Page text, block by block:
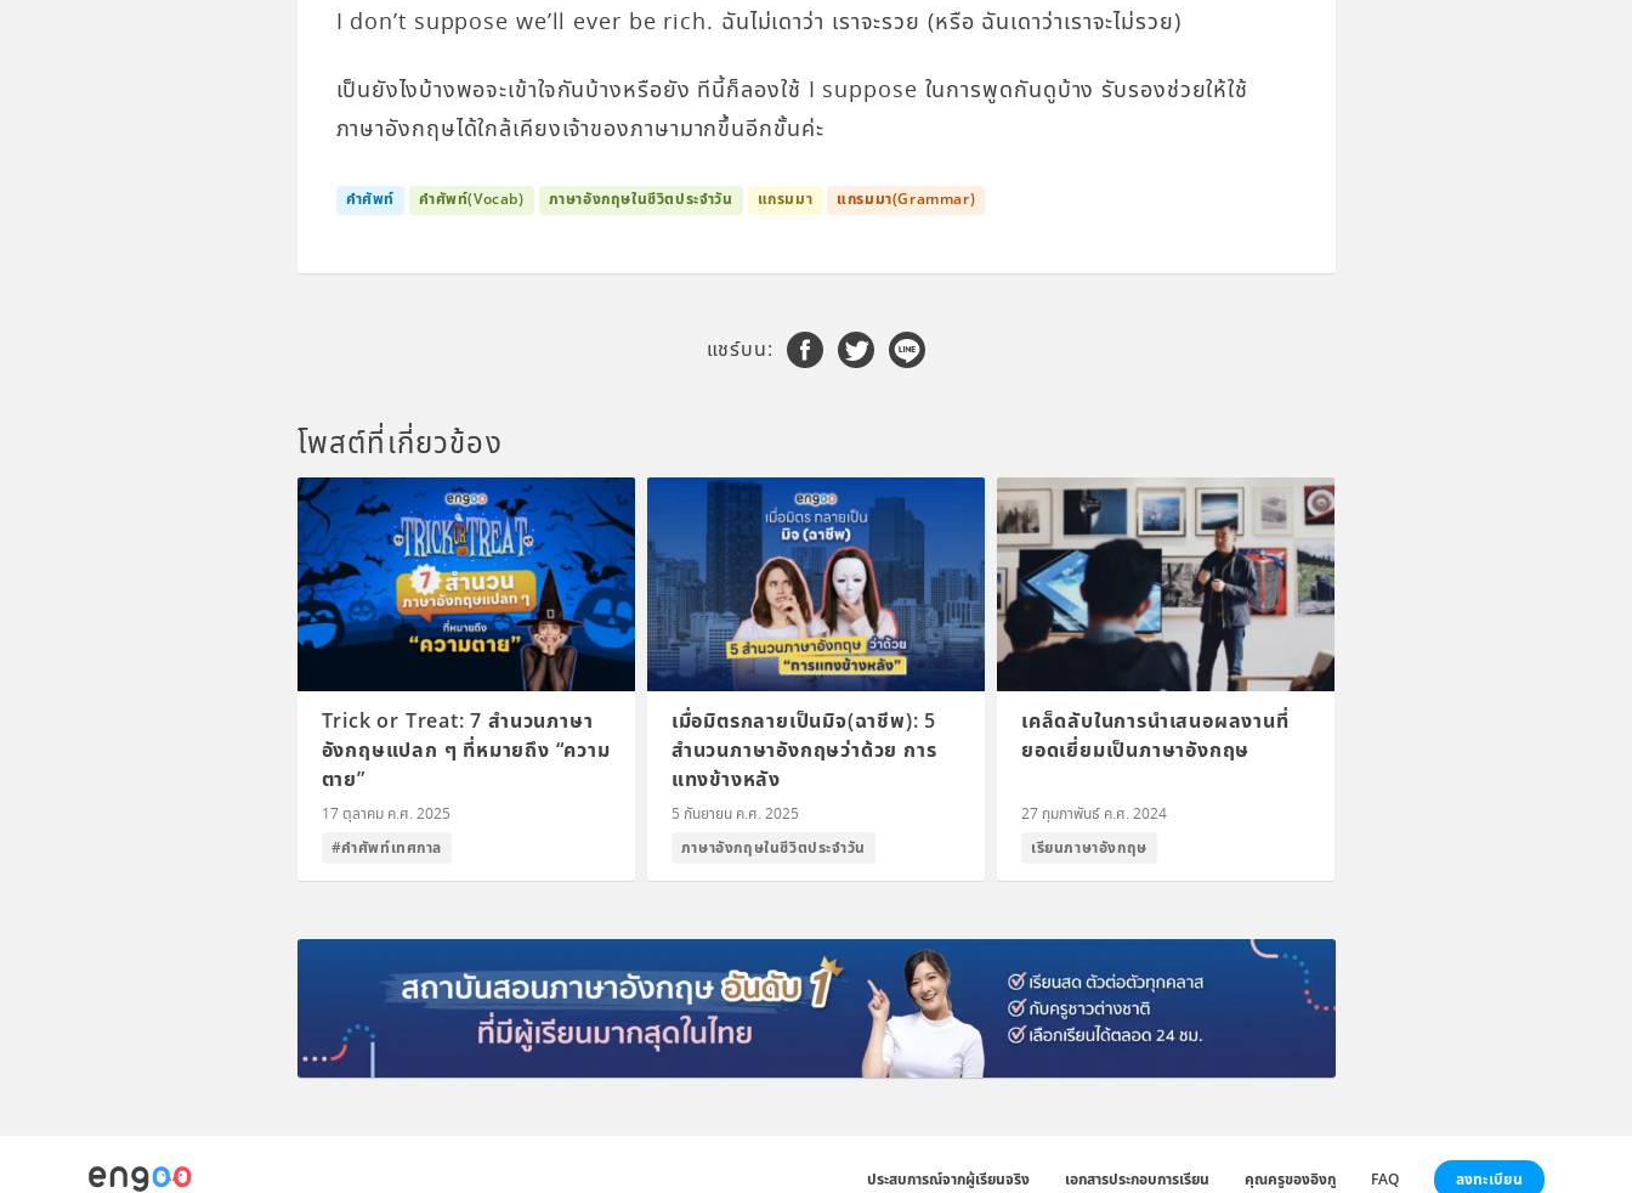
I don’t suppose we’ll ever be rich. ฉันไม่เดาว่า เราจะรวย (หรือ ฉันเดาว่าเราจะไม่รวย)
เป็นยังไงบ้างพอจะเข้าใจกันบ้างหรือยัง ทีนี้ก็ลองใช้ I suppose ในการพูดกันดูบ้าง รับรองช่วยให้ใช้
ภาษาอังกฤษได้ใกล้เคียงเจ้าของภาษามากขึ้นอีกขั้นค่ะ
คำศัพท์ คำศัพท์(Vocab) ภาษาอังกฤษในชีวิตประจำวัน แกรมมา แกรมมา(Grammar)
แชร์บน:
โพสต์ที่เกี่ยวข้อง
Trick or Treat: 7 สำนวนภาษา
อังกฤษแปลก ๆ ที่หมายถึง “ความ
ตาย”
17 ตุลาคม ค.ศ. 2025
#คำศัพท์เทศกาล
เมื่อมิตรกลายเป็นมิจ(ฉาชีพ): 5
สำนวนภาษาอังกฤษว่าด้วย การ
แทงข้างหลัง
5 กันยายน ค.ศ. 2025
ภาษาอังกฤษในชีวิตประจำวัน
เคล็ดลับในการนำเสนอผลงานที่
ยอดเยี่ยมเป็นภาษาอังกฤษ
27 กุมภาพันธ์ ค.ศ. 2024
เรียนภาษาอังกฤษ
ประสบการณ์จากผู้เรียนจริง เอกสารประกอบการเรียน คุณครูของอิงกู FAQ ลงทะเบียน